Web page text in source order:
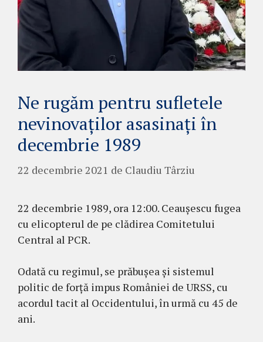
Ne rugăm pentru sufletele
nevinovaților asasinați în
decembrie 1989
22 decembrie 2021 de Claudiu Târziu
22 decembrie 1989, ora 12:00. Ceaușescu fugea
cu elicopterul de pe clădirea Comitetului
Central al PCR.
Odată cu regimul, se prăbușea și sistemul
politic de forță impus României de URSS, cu
acordul tacit al Occidentului, în urmă cu 45 de
ani.